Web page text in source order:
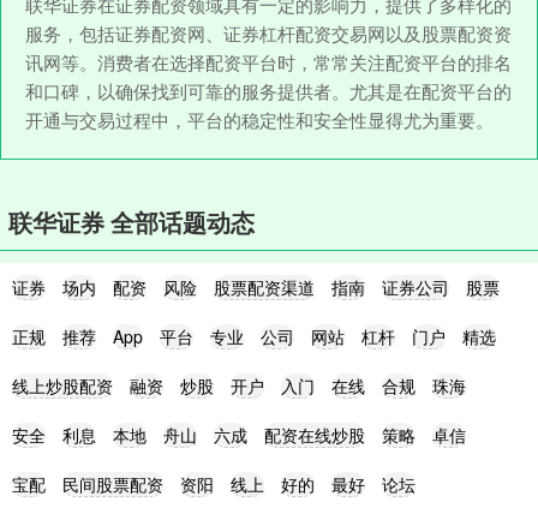
服务，包括证券配资网、证券杠杆配资交易网以及股票配资资
讯网等。消费者在选择配资平台时，常常关注配资平台的排名
和口碑，以确保找到可靠的服务提供者。尤其是在配资平台的
开通与交易过程中，平台的稳定性和安全性显得尤为重要。
联华证券 全部话题动态
证券 场内 配资 风险 股票配资渠道 指南 证券公司 股票
正规 推荐 App 平台 专业 公司 网站 杠杆 门户 精选
线上炒股配资 融资 炒股 开户 入门 在线 合规 珠海
安全 利息 本地 舟山 六成 配资在线炒股 策略 卓信
宝配 民间股票配资 资阳 线上 好的 最好 论坛